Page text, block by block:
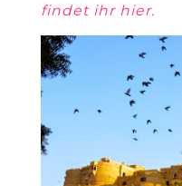
findet ihr hier.